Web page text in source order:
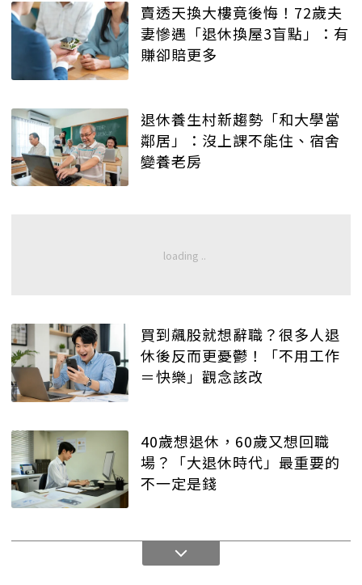
賣透天換大樓竟後悔！72歲夫
妻慘遇「退休換屋3盲點」：有
賺卻賠更多
退休養生村新趨勢「和大學當
鄰居」：沒上課不能住、宿舍
變養老房
買到飆股就想辭職？很多人退
休後反而更憂鬱！「不用工作
＝快樂」觀念該改
40歲想退休，60歲又想回職
場？「大退休時代」最重要的
不一定是錢